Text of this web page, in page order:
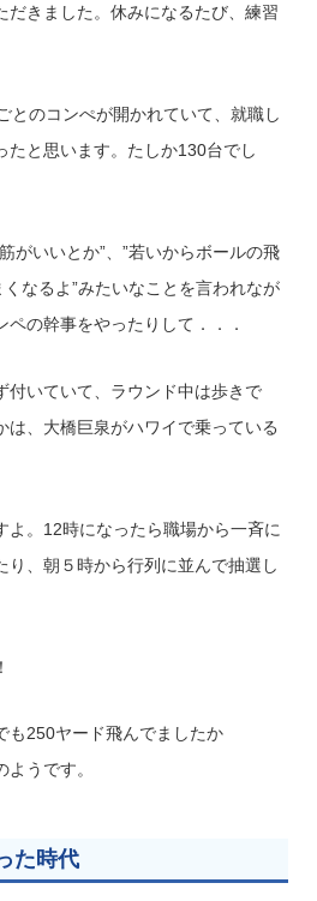
だきました。休みになるたび、練習
とのコンぺが開かれていて、就職し
たと思います。たしか130台でし
がいいとか”、”若いからボールの飛
なるよ”みたいなことを言われなが
ペの幹事をやったりして．．．
付いていて、ラウンド中は歩きで
は、大橋巨泉がハワイで乗っている
よ。12時になったら職場から一斉に
り、朝５時から行列に並んで抽選し
も250ヤード飛んでましたか
うです。
た時代